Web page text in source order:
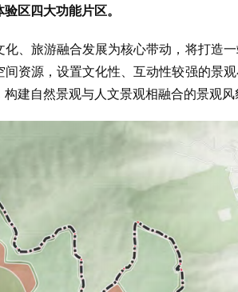
区四大功能片区。
、旅游融合发展为核心带动，将打造
资源，设置文化性、互动性较强的景
构建自然景观与人文景观相融合的景观风